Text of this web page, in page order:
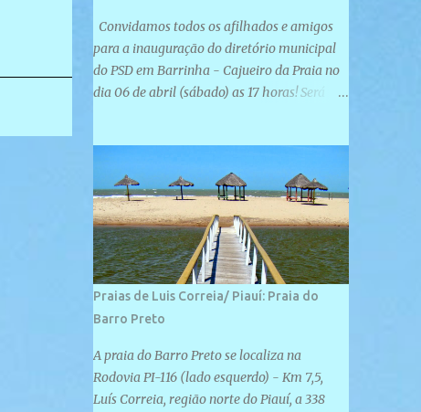
Convidamos todos os afilhados e amigos
para a inauguração do diretório municipal
do PSD em Barrinha - Cajueiro da Praia no
dia 06 de abril (sábado) as 17 horas! Será
localizada na Rua São José, 98 Barrinha -
Cajueiro da Praia.
Praias de Luis Correia/ Piauí: Praia do
Barro Preto
A praia do Barro Preto se localiza na
Rodovia PI-116 (lado esquerdo) - Km 7,5,
Luís Correia, região norte do Piauí, a 338